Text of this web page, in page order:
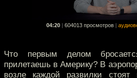
04:20 604013 просмотров
Что первым делом
прилетаешь в Америку? В
возле каждой развилки стоят